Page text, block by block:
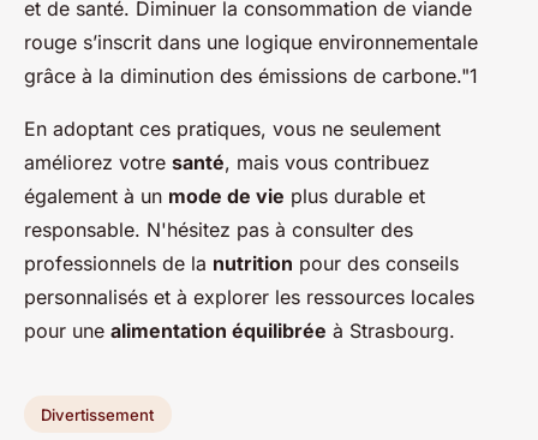
et de santé. Diminuer la consommation de viande
rouge s’inscrit dans une logique environnementale
grâce à la diminution des émissions de carbone."1
En adoptant ces pratiques, vous ne seulement
améliorez votre santé, mais vous contribuez
également à un mode de vie plus durable et
responsable. N'hésitez pas à consulter des
professionnels de la nutrition pour des conseils
personnalisés et à explorer les ressources locales
pour une alimentation équilibrée à Strasbourg.
Divertissement